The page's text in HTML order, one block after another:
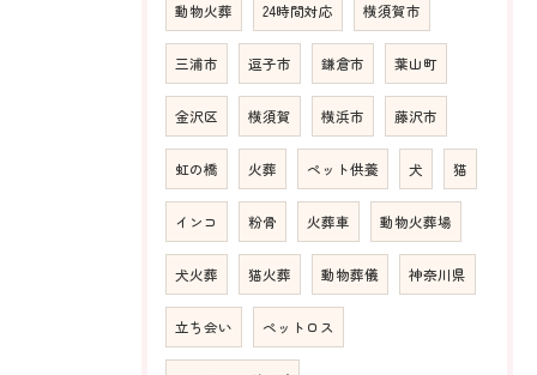
動物火葬 24時間対応 横須賀市
三浦市 逗子市 鎌倉市 葉山町
金沢区 横須賀 横浜市 藤沢市
虹の橋 火葬 ペット供養 犬 猫
インコ 粉骨 火葬車 動物火葬場
犬火葬 猫火葬 動物葬儀 神奈川県
立ち会い ペットロス